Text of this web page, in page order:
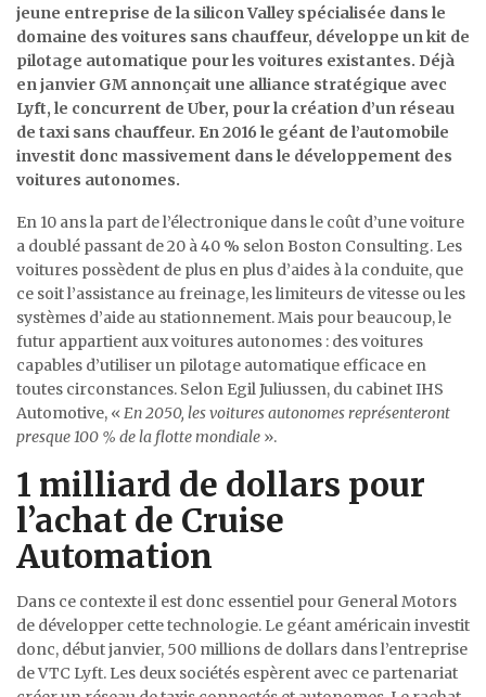
jeune entreprise de la silicon Valley spécialisée dans le
domaine des voitures sans chauffeur, développe un kit de
pilotage automatique pour les voitures existantes. Déjà
en janvier GM annonçait une alliance stratégique avec
Lyft, le concurrent de Uber, pour la création d’un réseau
de taxi sans chauffeur. En 2016 le géant de l’automobile
investit donc massivement dans le développement des
voitures autonomes.
En 10 ans la part de l’électronique dans le coût d’une voiture
a doublé passant de 20 à 40 % selon Boston Consulting. Les
voitures possèdent de plus en plus d’aides à la conduite, que
ce soit l’assistance au freinage, les limiteurs de vitesse ou les
systèmes d’aide au stationnement. Mais pour beaucoup, le
futur appartient aux voitures autonomes : des voitures
capables d’utiliser un pilotage automatique efficace en
toutes circonstances. Selon Egil Juliussen, du cabinet IHS
Automotive, « En 2050, les voitures autonomes représenteront
presque 100 % de la flotte mondiale ».
1 milliard de dollars pour
l’achat de Cruise
Automation
Dans ce contexte il est donc essentiel pour General Motors
de développer cette technologie. Le géant américain investit
donc, début janvier, 500 millions de dollars dans l’entreprise
de VTC Lyft. Les deux sociétés espèrent avec ce partenariat